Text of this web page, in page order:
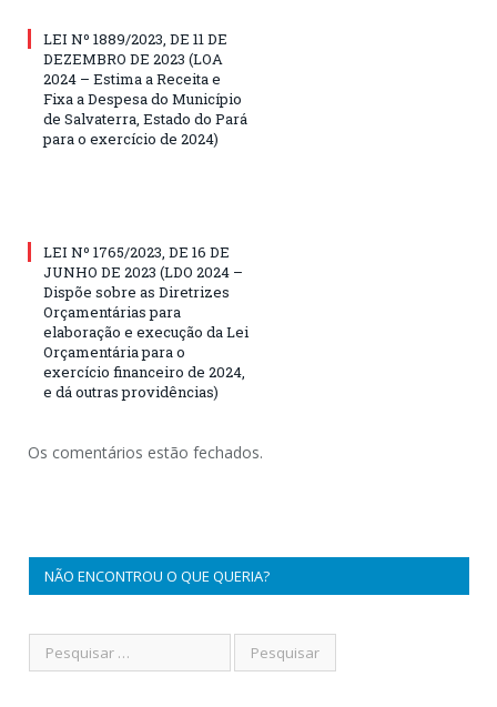
LEI Nº 1889/2023, DE 11 DE
DEZEMBRO DE 2023 (LOA
2024 – Estima a Receita e
Fixa a Despesa do Município
de Salvaterra, Estado do Pará
para o exercício de 2024)
LEI Nº 1765/2023, DE 16 DE
JUNHO DE 2023 (LDO 2024 –
Dispõe sobre as Diretrizes
Orçamentárias para
elaboração e execução da Lei
Orçamentária para o
exercício financeiro de 2024,
e dá outras providências)
Os comentários estão fechados.
NÃO ENCONTROU O QUE QUERIA?